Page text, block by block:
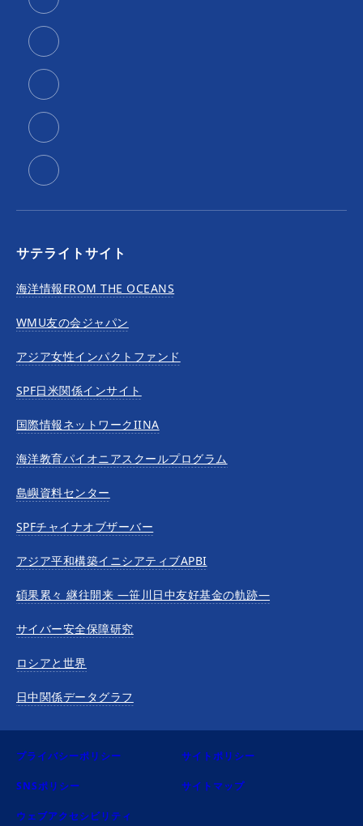
サテライトサイト
海洋情報FROM THE OCEANS
WMU友の会ジャパン
アジア女性インパクトファンド
SPF日米関係インサイト
国際情報ネットワークIINA
海洋教育パイオニアスクールプログラム
島嶼資料センター
SPFチャイナオブザーバー
アジア平和構築イニシアティブAPBI
碩果累々 継往開来 —笹川日中友好基金の軌跡—
サイバー安全保障研究
ロシアと世界
日中関係データグラフ
プライバシーポリシー サイトポリシー
SNSポリシー サイトマップ
ウェブアクセシビリティ